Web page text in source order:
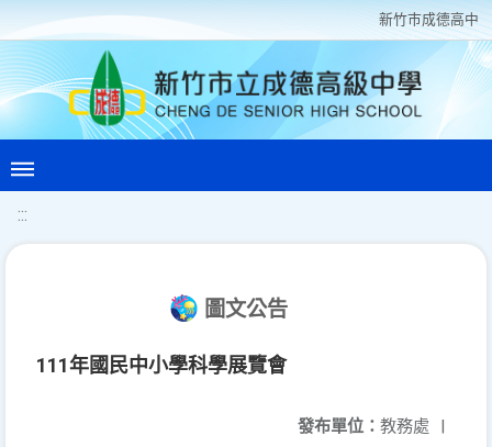
新竹巿成德高中
:::
圖文公告
111年國民中小學科學展覽會
發布單位： 教務處 |